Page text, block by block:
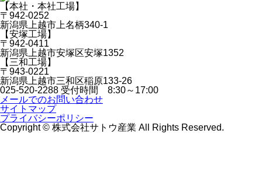
【本社・本社工場】
〒942-0252
新潟県上越市上名柄340-1
【安塚工場】
〒942-0411
新潟県上越市安塚区安塚1352
【三和工場】
〒943-0221
新潟県上越市三和区稲原133-26
025-520-2288 受付時間 8:30～17:00
メールでのお問い合わせ
サイトマップ
プライバシーポリシー
Copyright © 株式会社サトウ産業 All Rights Reserved.